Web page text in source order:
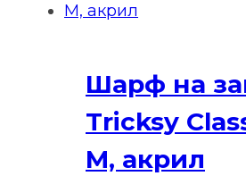
Шарф на
Tricksy
M, акрил